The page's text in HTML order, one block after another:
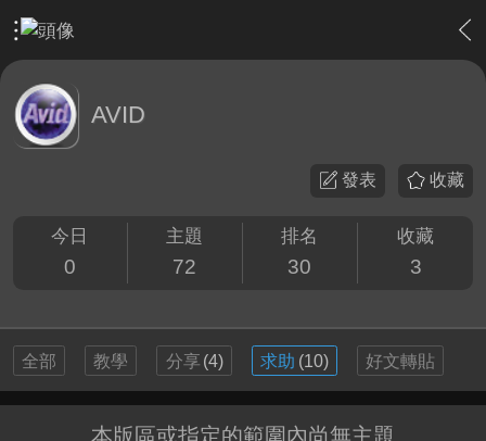
影片創作區 › 剪接軟硬體討論區 › AVID
AVID
收藏
發表
今日
0
主題
72
排名
30
收藏
3
全部 教學 分享 (4) 求助 (10) 好文轉貼
本版區或指定的範圍內尚無主題